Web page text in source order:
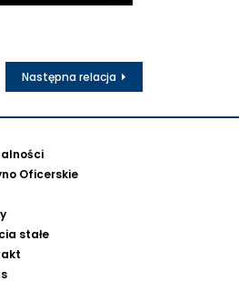
Następna relacja
Oficerskie
stałe